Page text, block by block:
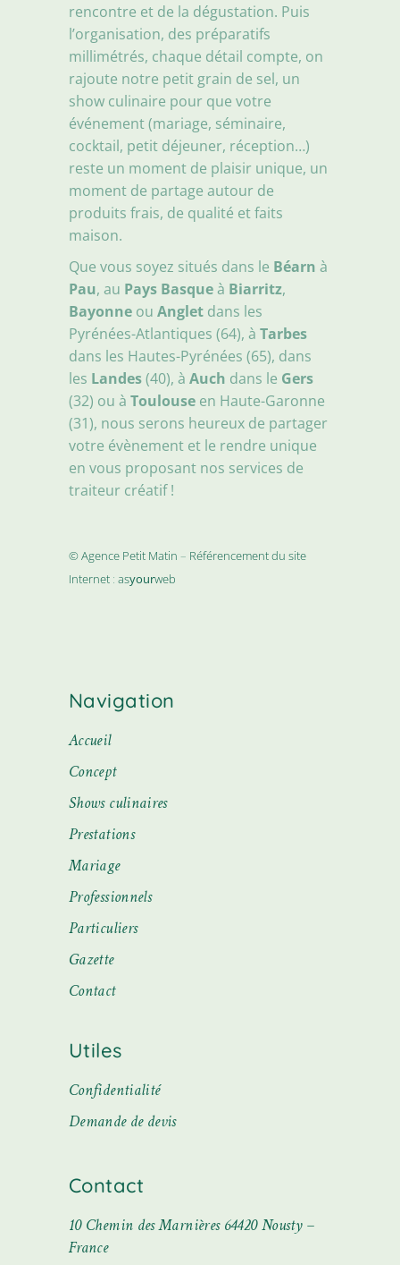
rencontre et de la dégustation. Puis
l’organisation, des préparatifs
millimétrés, chaque détail compte, on
rajoute notre petit grain de sel, un
show culinaire pour que votre
événement (mariage, séminaire,
cocktail, petit déjeuner, réception…)
reste un moment de plaisir unique, un
moment de partage autour de
produits frais, de qualité et faits
maison.
Que vous soyez situés dans le Béarn à
Pau, au Pays Basqueà Biarritz,
Bayonne ouAnglet dans les
Pyrénées-Atlantiques (64), àTarbes
dans les Hautes-Pyrénées (65), dans
les Landes(40), àAuch dans le Gers
(32) ou àToulouse en Haute-Garonne
(31), nous serons heureux de partager
votre évènement et le rendre unique
en vous proposant nos services de
traiteur créatif !
© Agence Petit Matin – Référencement du site
Internet :asyourweb
Navigation
Accueil
Concept
Shows culinaires
Prestations
Mariage
Professionnels
Particuliers
Gazette
Contact
Utiles
Confidentialité
Demande de devis
Contact
10 Chemin des Marnières 64420 Nousty –
France